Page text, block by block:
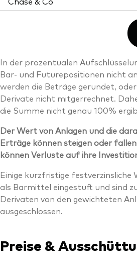
In der prozentualen
Bar- und Futurepositionen nicht
werden die Beträge gerundet,
Derivate nicht mitgerrechnet.
die Summe nicht genau 100%
Der Wert von Anlagen und die
Erträge können steigen oder
können Verluste auf ihre
Einige kurzfristige festverzinsliche
als Barmittel eingestuft und sind
Derivaten von den gewichteten
ausgeschlossen.
Preise &